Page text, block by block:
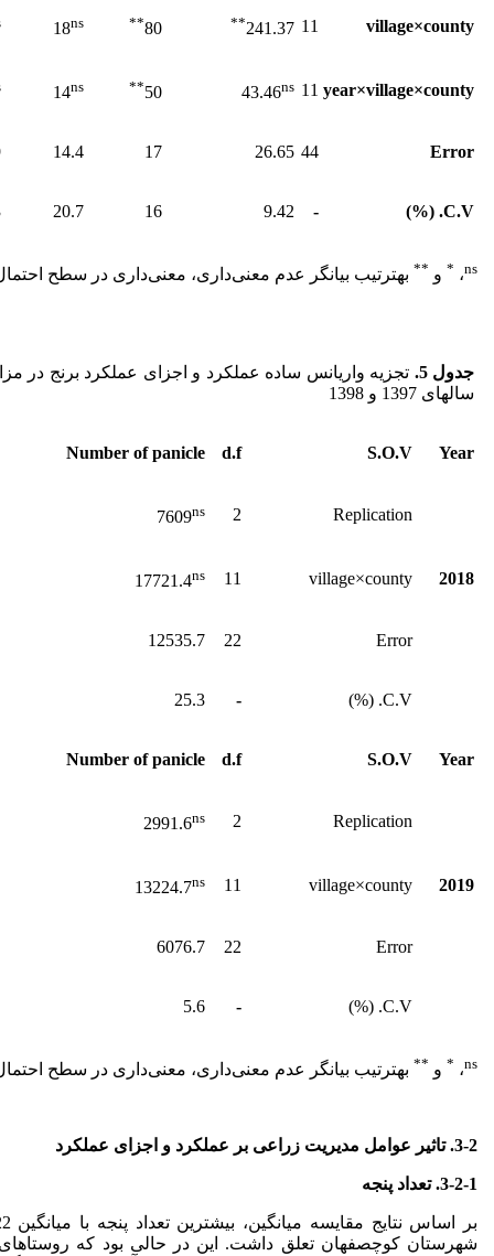
village×county
11
241.37
**
80
**
18ns
year×village×county
11
43.46ns
50
**
14ns
Error
44
26.65
17
14.4
C.V. (%)
-
9.42
16
20.7
ns، * ‌و ** بهترتیب ‌بیانگر عدم معنی‌داری، معنی‌داری در سطح
جدول 5 . تجزیه واریانس ساده عملکرد و اجزای عملکرد برنج در
سال­های 1397 و 1398
Year
S.O.V
d.f
Number of panicle
Replication
2
7609ns
2018
village×county
11
17721.4ns
Error
22
12535.7
C.V. (%)
-
25.3
Year
S.O.V
d.f
Number of panicle
Replication
2
2991.6ns
2019
village×county
11
13224.7ns
Error
22
6076.7
C.V. (%)
-
5.6
ns، * ‌و ** بهترتیب ‌بیانگر عدم معنی‌داری، معنی‌داری در سطح
3-2. تاثیر عوامل مدیریت زراعی بر عملکرد و اجزای عملکرد
3-2-1. تعداد پنجه
شهرستان کوچصفهان تعلق داشت. این در حالی بود که